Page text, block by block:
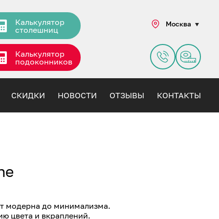
Калькулятор
столешниц
Калькулятор
подоконников
Москва
СКИДКИ НОВОСТИ ОТЗЫВЫ КОНТАКТЫ
модерна до минимализма.
цвета и вкраплений.